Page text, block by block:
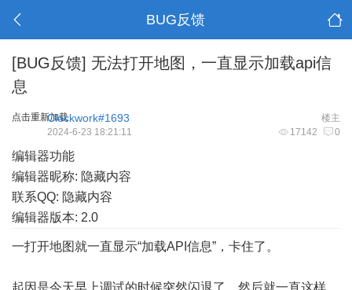
BUG反馈
[BUG反馈] 无法打开地图，一直显示加载api信
息
点击重新加载 楼主
Clockwork#1693
17142 0
2024-6-23 18:21:11
编辑器功能
编辑器昵称: 隐藏内容
联系QQ: 隐藏内容
编辑器版本: 2.0
一打开地图就一直显示“加载API信息”，卡住了。
起因是今天早上调试的时候突然闪退了，然后就一直这样